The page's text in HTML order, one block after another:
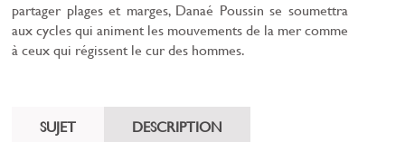
partager plages et marges, Danaé Poussin se soumettra
aux cycles qui animent les mouvements de la mer comme
à ceux qui régissent le cur des hommes.
SUJET DESCRIPTION